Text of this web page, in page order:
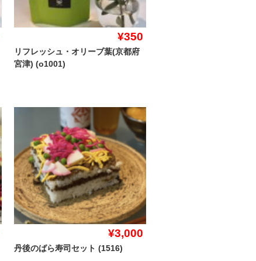
¥350
リフレッシュ・オリーブ葉(京都府
宮津) (o1001)
¥3,000
丹後のばら寿司セット (1516)